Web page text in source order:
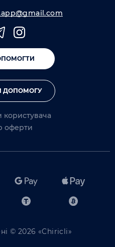
ДОПОМОГУ
оферти
© 2026 «Chiricli»